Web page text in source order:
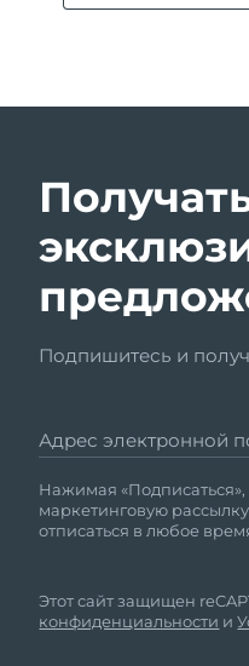
Подпишитесь и
Адрес электронной
Нажимая
маркетинговую
отписаться в любое
Этот сайт защищен
конфиденциальности и